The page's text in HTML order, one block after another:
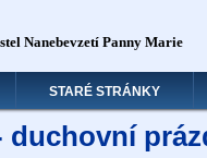
Nanebevzetí Panny Marie
STARÉ STRÁNKY
duchovní